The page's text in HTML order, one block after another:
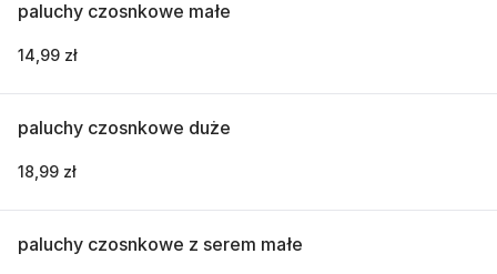
paluchy czosnkowe małe
14,99 zł
paluchy czosnkowe duże
18,99 zł
paluchy czosnkowe z serem małe